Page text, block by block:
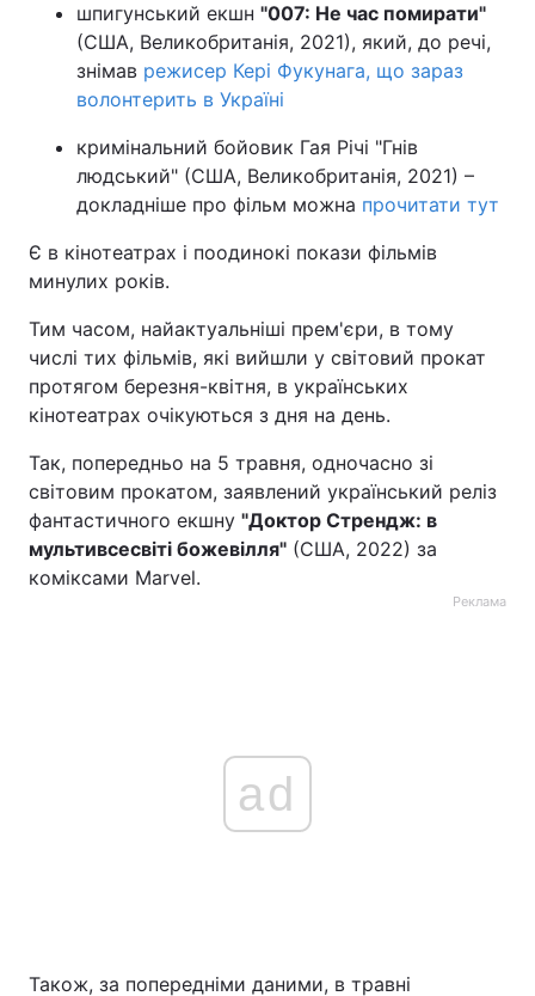
шпигунський екшн "007: Не час помирати"
(США, Великобританія, 2021), який, до речі,
знімав режисер Кері Фукунага, що зараз
волонтерить в Україні
кримінальний бойовик Гая Річі "Гнів
людський" (США, Великобританія, 2021) –
докладніше про фільм можна прочитати тут
Є в кінотеатрах і поодинокі покази фільмів
минулих років.
Тим часом, найактуальніші прем'єри, в тому
числі тих фільмів, які вийшли у світовий прокат
протягом березня-квітня, в українських
кінотеатрах очікуються з дня на день.
Так, попередньо на 5 травня, одночасно зі
світовим прокатом, заявлений український реліз
фантастичного екшну "Доктор Стрендж: в
мультивсесвіті божевілля" (США, 2022) за
коміксами Marvel.
Реклама
ad
Також, за попередніми даними, в травні